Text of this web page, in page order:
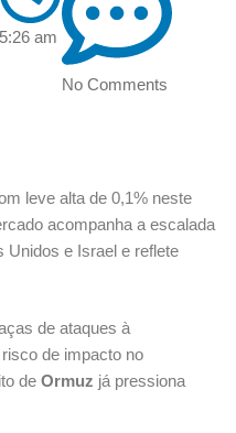
5:26 am
No Comments
leve alta de 0,1% neste
acompanha a escalada
Unidos e Israel e reflete
de ataques à
de impacto no
de Ormuz já pressiona